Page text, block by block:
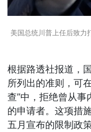
美国总统川普上任后致力
根据路透社报道，
所列出的准则，可
查”中，拒绝曾从
的申请者。这项措
五月宣布的限制政